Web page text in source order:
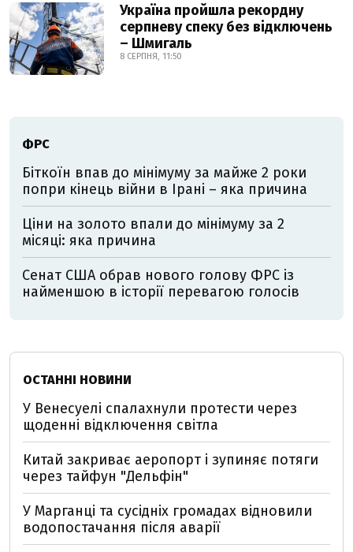
Україна пройшла рекордну
серпневу спеку без відключень
– Шмигаль
8 СЕРПНЯ, 11:50
ФРС
Біткоїн впав до мінімуму за майже 2 роки
попри кінець війни в Ірані – яка причина
Ціни на золото впали до мінімуму за 2
місяці: яка причина
Сенат США обрав нового голову ФРС із
найменшою в історії перевагою голосів
ОСТАННІ НОВИНИ
У Венесуелі спалахнули протести через
щоденні відключення світла
Китай закриває аеропорт і зупиняє потяги
через тайфун "Дельфін"
У Марганці та сусідніх громадах відновили
водопостачання після аварії